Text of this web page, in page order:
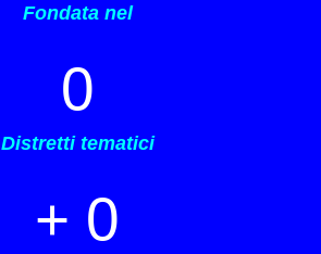
Fondata nel
Distretti tematici
0
+ 0